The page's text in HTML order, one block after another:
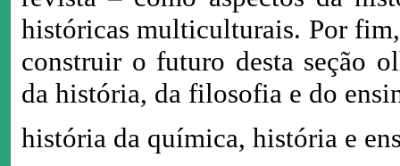
históricas multiculturais. Por
construir o futuro desta seção
da história, da filosofia e do
história da química, história e